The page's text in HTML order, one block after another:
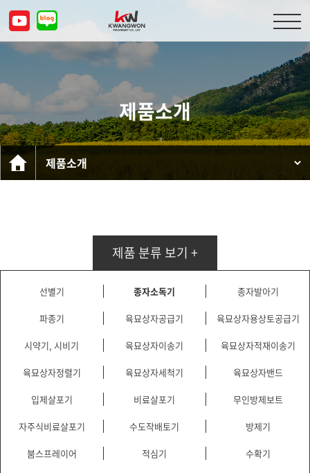
회사소개
제품소개
고객센터
문의하기
제품소개
제품 분류 보기 +
선별기 종자소독기 종자발아기
파종기 육묘상자공급기 육묘상자용상토공급기
시약기, 시비기 육묘상자이송기 육묘상자적재이송기
육묘상자정렬기 육묘상자세척기 육묘상자밴드
입제살포기 비료살포기 무인방제보트
자주식비료살포기 수도작배토기 방제기
붐스프레이어 적심기 수확기